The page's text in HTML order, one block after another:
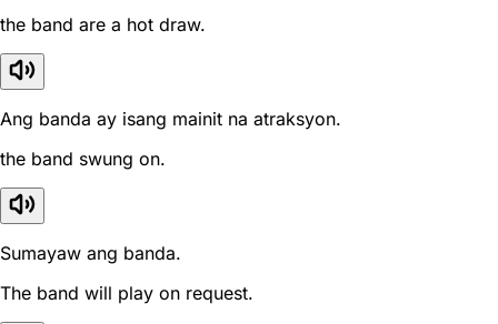
the band are a hot draw.
Ang banda ay isang mainit na atraksyon.
the band swung on.
Sumayaw ang banda.
The band will play on request.